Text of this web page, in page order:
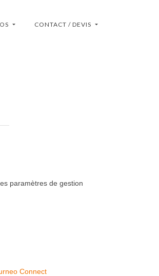
CONTACT / DEVIS
paramètres de gestion
Connect